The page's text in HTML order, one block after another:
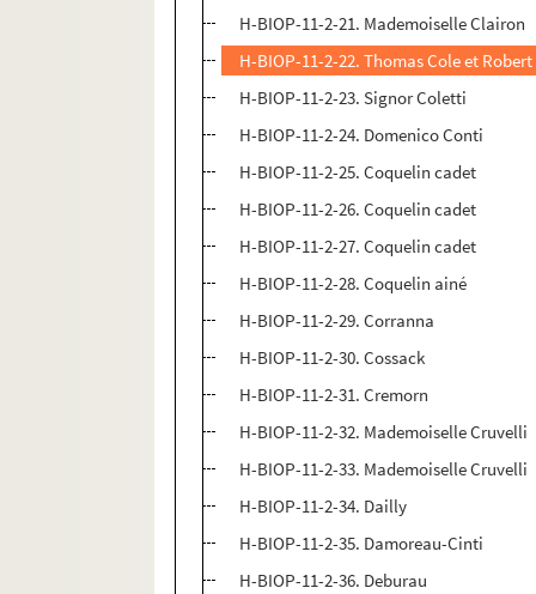
H-BIOP-11-2-21. Mademoiselle Clairon
H-BIOP-11-2-22. Thomas Cole et
H-BIOP-11-2-23. Signor Coletti
H-BIOP-11-2-24. Domenico Conti
H-BIOP-11-2-25. Coquelin cadet
H-BIOP-11-2-26. Coquelin cadet
H-BIOP-11-2-27. Coquelin cadet
H-BIOP-11-2-28. Coquelin ainé
H-BIOP-11-2-29. Corranna
H-BIOP-11-2-30. Cossack
H-BIOP-11-2-31. Cremorn
H-BIOP-11-2-32. Mademoiselle Cruvelli
H-BIOP-11-2-33. Mademoiselle Cruvelli
H-BIOP-11-2-34. Dailly
H-BIOP-11-2-35. Damoreau-Cinti
H-BIOP-11-2-36. Deburau